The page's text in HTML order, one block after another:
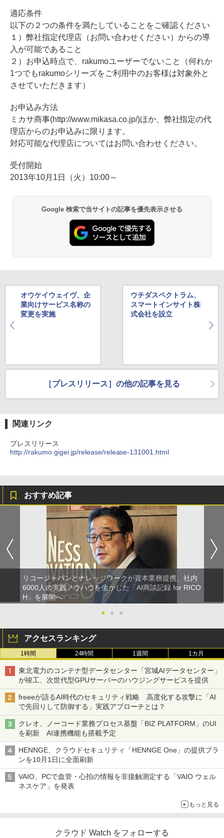
適応条件
以下の２つの条件を満たしていることをご確認ください
１）弊社指定代理店（お問い合わせください）からの導
入が可能であること
２）お申込時点で、rakumoユーザーでないこと（何れか
1つでもrakumoシリーズをご利用中のお客様は対象外と
させていただきます）
お申込み方法
ミカサ商事(http://www.mikasa.co.jp/)ほか、弊社指定の代
理店からのお申込みに限ります。
対応可能な代理店についてはお問い合わせください。
受付開始
2013年10月1日（火）10:00～
Google 検索で当サイトの記事を優先表示させる
オウケイウェイヴ、企
業向けサービス名称の
変更を実施
ウチダスペクトラム、
スマートインサイト株
式会社を設立
［プレスリリース］の他の記事を見る
関連リンク
プレスリリース
http://rakumo.gigei.jp/release/release-131001.html
おすすめ記事
リコージャパンとナレッジワークが資本業務提携、社内
6000人の実践ノウハウを生かした「AI商談記録 for RICO
H」を展開へ
●
● ●
アクセスランキング
1時間 24時間 1週間 1カ月
東北電力のコンテナ型データセンター「宮城AIデータセンター」
が竣工、次世代型GPUサーバーのハウジングサービスを提供
freeeが語るAI時代のセキュリティ戦略 高度化する攻撃に「AI
で先回りして防御する」実践アプローチとは？
クレオ、ノーコード業務プロセス基盤「BIZ PLATFORM」のUI
を刷新 AI連携機能も搭載予定
HENNGE、クラウドセキュリティ「HENNGE One」の提供プラ
ンを10月1日に全面刷新
VAIO、PCで血管・心拍の情報を非接触測定する「VAIO ウェル
ネスケア」を発表
もっと見る
クラウド Watch をフォローする